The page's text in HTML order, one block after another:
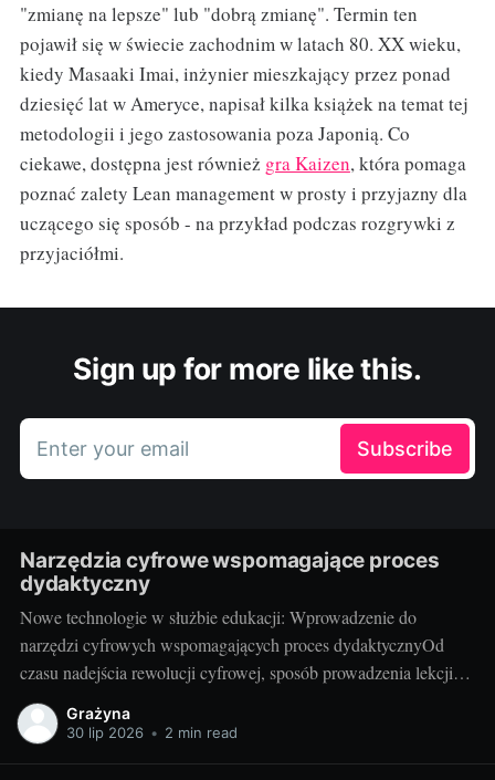
"zmianę na lepsze" lub "dobrą zmianę". Termin ten
pojawił się w świecie zachodnim w latach 80. XX wieku,
kiedy Masaaki Imai, inżynier mieszkający przez ponad
dziesięć lat w Ameryce, napisał kilka książek na temat tej
metodologii i jego zastosowania poza Japonią. Co
ciekawe, dostępna jest również gra Kaizen, która pomaga
poznać zalety Lean management w prosty i przyjazny dla
uczącego się sposób - na przykład podczas rozgrywki z
przyjaciółmi.
Sign up for more like this.
Enter your email Subscribe
Narzędzia cyfrowe wspomagające proces
dydaktyczny
Nowe technologie w służbie edukacji: Wprowadzenie do
narzędzi cyfrowych wspomagających proces dydaktycznyOd
czasu nadejścia rewolucji cyfrowej, sposób prowadzenia lekcji
przechodzi gwałtowną transformację. Narzędzia cyfrowe, takie
jak programy edukacyjne, aplikacje czy platformy e-learningowe,
Grażyna
30 lip 2026 • 2 min read